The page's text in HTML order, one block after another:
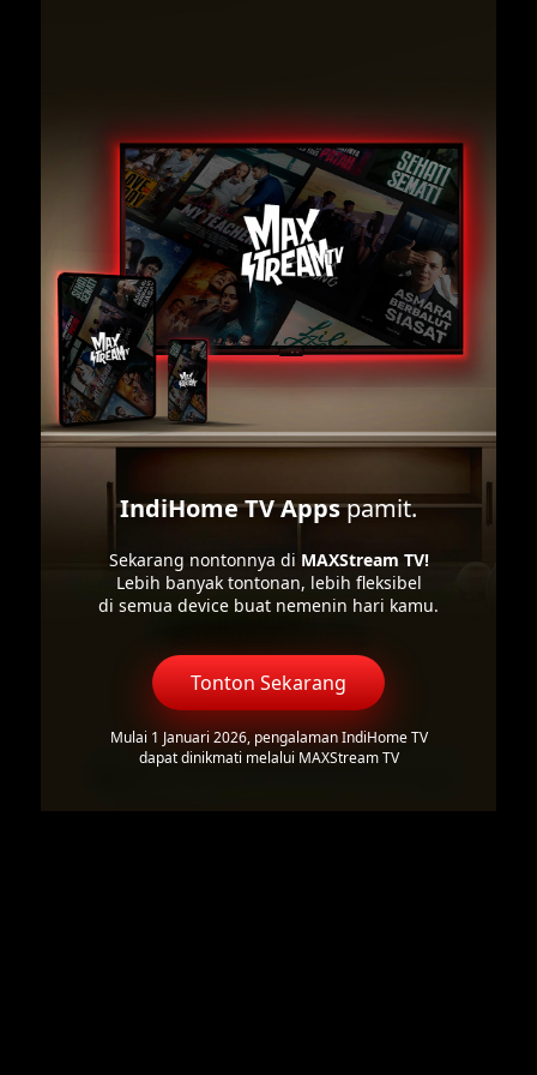
IndiHome TV Appspamit.
Sekarang nontonnya di MAXStream TV!
Lebih banyak tontonan, lebih fleksibel
di semua device buat nemenin hari kamu.
Tonton Sekarang
Mulai 1 Januari 2026, pengalaman IndiHome TV
dapat dinikmati melalui MAXStream TV